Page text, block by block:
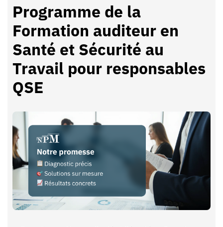
Programme de la
Formation auditeur en
Santé et Sécurité au
Travail pour responsables
QSE